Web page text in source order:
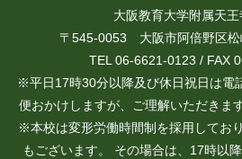
大阪教育大学附属天
〒545-0053 大阪市阿倍野区松
TEL 06-6621-0123 / FAX
※平日17時30分以降及び休日祝日は電
便おかけしますが、ご理解いただきま
※本校は変形労働時間制を採用してお
もございます。 その場合は、17時以